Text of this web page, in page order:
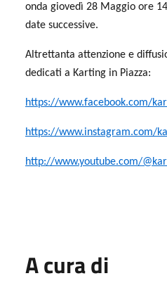
onda giovedì 28 Maggio ore
date successive.
Altrettanta attenzione e
dedicati a Karting in Piazza:
https://www.facebook.com/
https://www.instagram.com/
http://www.youtube.com/
A cura di